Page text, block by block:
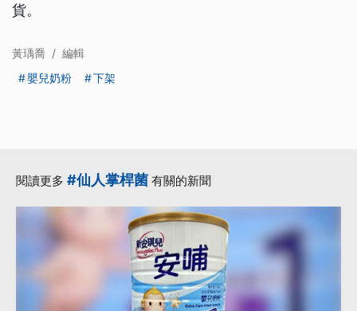
貨。
黃瑀喬 / 編輯
嬰兒奶粉
下架
閱讀更多 #仙人掌桿菌 有關的新聞